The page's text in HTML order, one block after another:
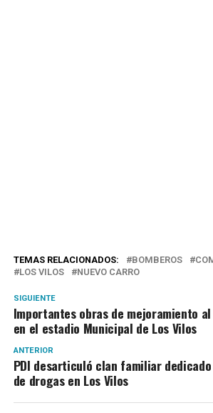
TEMAS RELACIONADOS: BOMBEROS
LOS VILOS
NUEVO CARRO
SIGUIENTE
Importantes obras de mejoramiento
en el estadio Municipal de Los Vilos
ANTERIOR
PDI desarticuló clan familiar
de drogas en Los Vilos